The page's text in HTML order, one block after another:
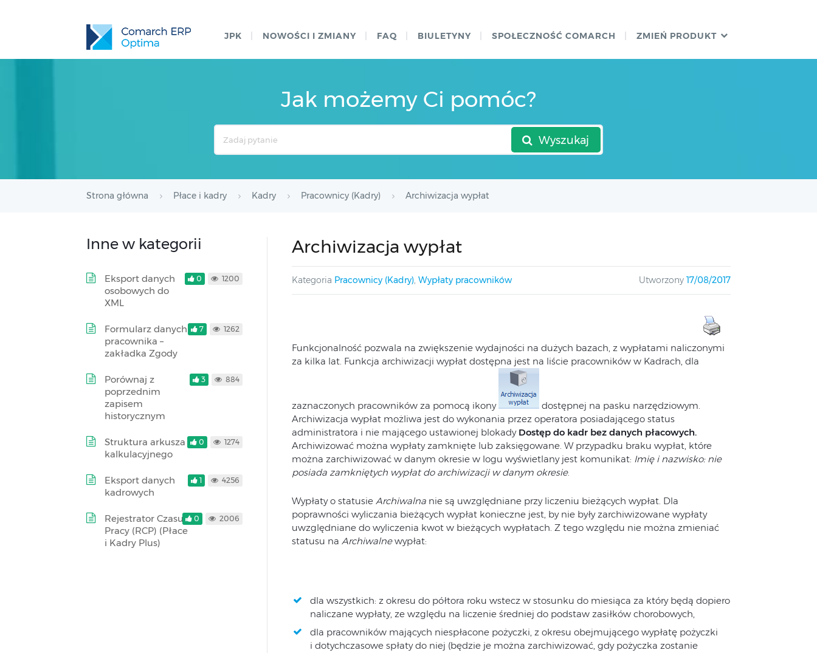
JPK NOWOŚCI I ZMIANY FAQ BIULETYNY SPOŁECZNOŚĆ COMARCH ZMIEŃ PRODUKT
Jak możemy Ci pomóc?
Wyszukaj
Strona główna Płace i kadry Kadry Pracownicy (Kadry) Archiwizacja wypłat
Archiwizacja wypłat
Kategoria Pracownicy (Kadry), Wypłaty pracowników Utworzony 17/08/2017
Funkcjonalność pozwala na zwiększenie wydajności na dużych bazach, z wypłatami naliczonymi
za kilka lat. Funkcja archiwizacji wypłat dostępna jest na liście pracowników w Kadrach, dla
zaznaczonych pracowników za pomocą ikony
dostępnej na pasku narzędziowym.
Archiwizacja wypłat możliwa jest do wykonania przez operatora posiadającego status
administratora i nie mającego ustawionej blokady Dostęp do kadr bez danych płacowych.
Archiwizować można wypłaty zamknięte lub zaksięgowane. W przypadku braku wypłat, które
można zarchiwizować w danym okresie w logu wyświetlany jest komunikat: Imię i nazwisko: nie
posiada zamkniętych wypłat do archiwizacji w danym okresie.
Wypłaty o statusie Archiwalnanie są uwzględniane przy liczeniu bieżących wypłat. Dla
poprawności wyliczania bieżących wypłat konieczne jest, by nie były zarchiwizowane wypłaty
uwzględniane do wyliczenia kwot w bieżących wypłatach. Z tego względu nie można zmieniać
statusu na Archiwalnewypłat:
dla wszystkich: z okresu do półtora roku wstecz w stosunku do miesiąca za który będą dopiero
naliczane wypłaty, ze względu na liczenie średniej do podstaw zasiłków chorobowych,
dla pracowników mających niespłacone pożyczki, z okresu obejmującego wypłatę pożyczki
i dotychczasowe spłaty do niej (będzie je można zarchiwizować, gdy pożyczka zostanie
Inne w kategorii
Eksport danych
osobowych do
XML
0 1200
Formularz danych
pracownika –
zakładka Zgody
7 1262
Porównaj z
poprzednim
zapisem
historycznym
3 884
Struktura arkusza
kalkulacyjnego
0 1274
Eksport danych
kadrowych
1 4256
Rejestrator Czasu
Pracy (RCP) (Płace
i Kadry Plus)
0 2006